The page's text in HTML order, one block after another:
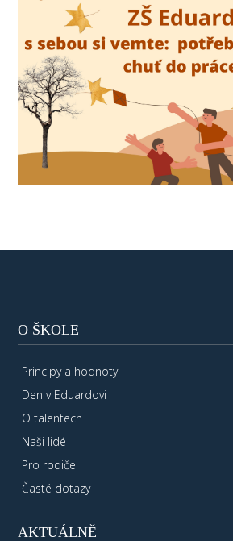
O ŠKOLE
Principy a hodnoty
Den v Eduardovi
O talentech
Naši lidé
Pro rodiče
Časté dotazy
AKTUÁLNĚ